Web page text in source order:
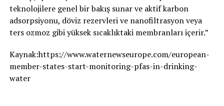
teknolojilere genel bir bakış sunar ve aktif karbon
adsorpsiyonu, döviz rezervleri ve nanofiltrasyon veya
ters ozmoz gibi yüksek sıcaklıktaki membranları içerir.”
Kaynak:https://www.waternewseurope.com/european-
member-states-start-monitoring-pfas-in-drinking-
water